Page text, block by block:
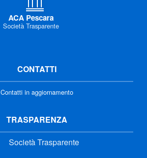
ACA Pescara
Società Trasparente
CONTATTI
Contatti in aggiornamento
TRASPARENZA
Società Trasparente